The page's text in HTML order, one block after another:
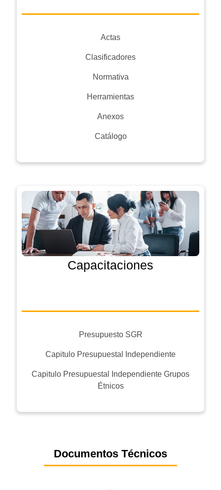
Actas
Clasificadores
Normativa
Herramientas
Anexos
Catálogo
Capacitaciones
Presupuesto SGR
Capitulo Presupuestal Independiente
Capitulo Presupuestal Independiente Grupos
Étnicos
Documentos Técnicos